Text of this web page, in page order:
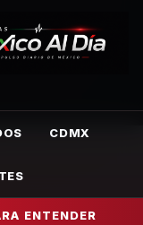
CDMX
ENTENDER